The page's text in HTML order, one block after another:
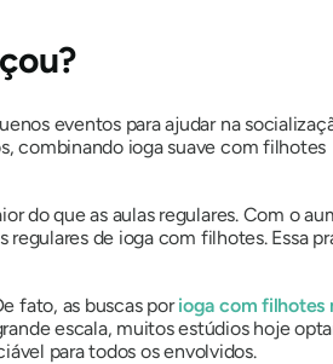
eventos para ajudar na
combinando ioga suave com filhotes
do que as aulas regulares. Com o
de ioga com filhotes. Essa
fato, as buscas porioga com filhotes
escala, muitos estúdios hoje
para todos os envolvidos.